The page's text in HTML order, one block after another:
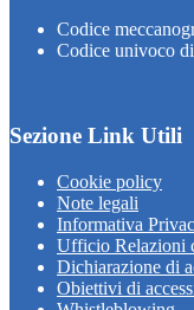
Codice
Codice univoco
Sezione Link Utili
Cookie policy
Note legali
Informativa
Ufficio Relazioni
Dichiarazione di
Obiettivi di